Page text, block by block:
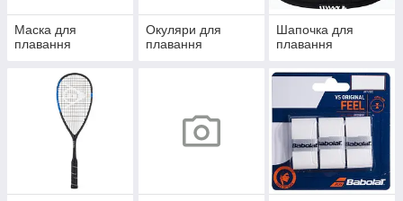
Маска для
плавання
Окуляри для
плавання
Шапочка для
плавання